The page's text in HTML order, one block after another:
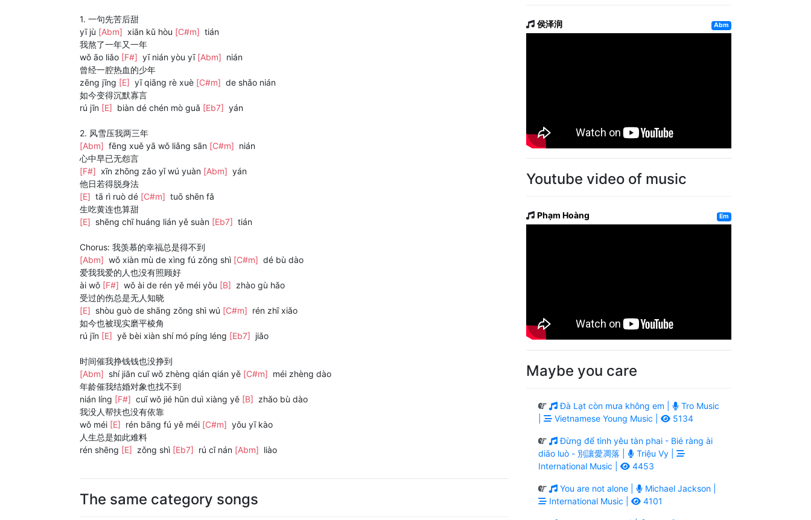
1. 一句先苦后甜
yī jù [Abm] xiān kǔ hòu [C#m] tián
我熬了一年又一年
wǒ āo liǎo [F#] yī nián yòu yī [Abm] nián
曾经一腔热血的少年
zēng jīng [E] yī qiāng rè xuè [C#m] de shǎo nián
如今变得沉默寡言
rú jīn [E] biàn dé chén mò guǎ [Eb7] yán
2. 风雪压我两三年
[Abm] fēng xuě yā wǒ liǎng sān [C#m] nián
心中早已无怨言
[F#] xīn zhōng zǎo yǐ wú yuàn [Abm] yán
他日若得脱身法
[E] tā rì ruò dé [C#m] tuō shēn fǎ
生吃黄连也算甜
[E] shēng chī huáng lián yě suàn [Eb7] tián
Chorus: 我羡慕的幸福总是得不到
[Abm] wǒ xiàn mù de xìng fú zǒng shì [C#m] dé bù dào
爱我我爱的人也没有照顾好
ài wǒ [F#] wǒ ài de rén yě méi yǒu [B] zhào gù hǎo
受过的伤总是无人知晓
[E] shòu guò de shāng zǒng shì wú [C#m] rén zhī xiǎo
如今也被现实磨平棱角
rú jīn [E] yě bèi xiàn shí mó píng léng [Eb7] jiǎo
时间催我挣钱钱也没挣到
[Abm] shí jiān cuī wǒ zhèng qián qián yě [C#m] méi zhèng dào
年龄催我结婚对象也找不到
nián líng [F#] cuī wǒ jié hūn duì xiàng yě [B] zhǎo bù dào
我没人帮扶也没有依靠
wǒ méi [E] rén bāng fú yě méi [C#m] yǒu yī kào
人生总是如此难料
rén shēng [E] zǒng shì [Eb7] rú cǐ nán [Abm] liào
The same category songs
侯泽润 Abm
Youtube video of music
Phạm Hoàng Em
Maybe you care
Đà Lạt còn mưa không em |
Tro Music
Vietnamese Young Music | 5134
Đừng để tình yêu tàn phai - Bié ràng ài
diāo luò - 別讓愛凋落 |
Triệu Vy |
International Music |
4453
You are not alone |
Michael Jackson |
International Music |
4101